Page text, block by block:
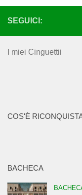
SEGUICI:
I miei Cinguettii
COS'È
BACHECA